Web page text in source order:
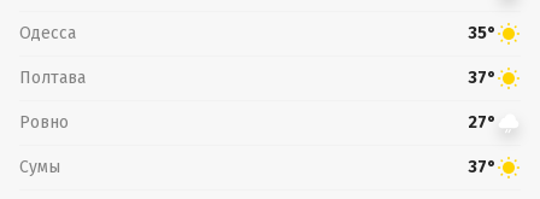
Одесса 35°
Полтава 37°
Ровно 27°
Сумы 37°